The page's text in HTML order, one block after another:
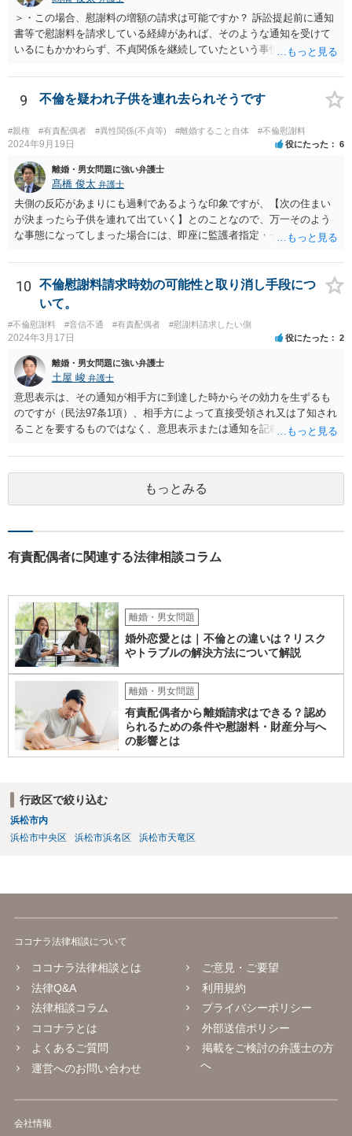
＞・この場合、慰謝料の増額の請求は可能ですか？ 訴訟提起前に通知
書等で慰謝料を請求している経緯があれば、そのような通知を受けて
いるにもかかわらず、不貞関係を継続していたという事情は悪質性を
ている裁判例もありますので、担当弁護士に確認してみるとよいでし
ょう。 ＞・この事実が何か今回の裁判に影響することはあるのでしょ
が、不貞が継続している事実自体は、上記のとおり増額事由になり得
るので、請求を拡張するか、現状の請求額が認容されやすいように今
後の攻防で主張立証していくことになるでしょう。方針について、担
当弁護士とよく相談してみるとよいと思います。
9 不倫を疑われ子供を連れ去られそうです
#親権 #有責配偶者 #異性関係(不貞等) #離婚すること自体 #不倫慰謝料
2024年9月19日 役にたった 6
離婚・男女問題に強い弁護士
髙橋 俊太 弁護士
夫側の反応があまりにも過剰であるような印象ですが、【次の住まい
が決まったら子供を連れて出ていく】とのことなので、万一そのよう
な事態になってしまった場合には、即座に監護者指定・子の引渡しの
でしょう。 親権者や監護者の指定が争いになる場合、現在の実務では
「主たる監護者が父母いずれか」という基準で判断されます。具体的
には、子が生まれてから現在に至るまで、産休・育休取得の有無、子
に関する具体的（中心的）監護実績をもとにして、他方配偶者と比較
して、自分が主として子を監護してきた者であるかどうかが重要にな
ります。【子供の監護は平日休日含めて8割私です。】ということでは
あるのですが、上記のとおり、様々な具体的な事情を踏まえて検討す
る必要があるので、最寄りの弁護士などに個別に相談することをお勧
めいたします。
10
不倫慰謝料請求時効の可能性と取り消し手段につ
いて。
#不倫慰謝料 #音信不通 #有責配偶者 #慰謝料請求したい側
2024年3月17日 役にたった 2
離婚・男女問題に強い弁護士
土屋 峻 弁護士
意思表示は、その通知が相手方に到達した時からその効力を生ずるも
のですが（民法97条1項）、相手方によって直接受領され又は了知され
ることを要するものではなく、意思表示または通知を記載した書面
られます（最判昭和43年12月17日）。したがって、相手方の支配圏内
に入っていれば（郵便受けに投函するなど。実際には配達証明などを
つけたほうがよいでしょう。）、時効の完成猶予の効果を享受できる
と考えます。 その結果、催告の時効完成猶予期間の6か月の間に訴訟
もっとみる
有責配偶者に関連する法律相談コラム
離婚・男女問題
婚外恋愛とは｜不倫との違いは？リスク
やトラブルの解決方法について解説
離婚・男女問題
有責配偶者から離婚請求はできる？認め
られるための条件や慰謝料・財産分与へ
の影響とは
行政区で絞り込む
浜松市内
浜松市中央区
浜松市浜名区 浜松市天竜区
ココナラ法律相談について
ココナラ法律相談とは
法律Q&A
法律相談コラム
ココナラとは
よくあるご質問
運営へのお問い合わせ
ご意見・ご要望
利用規約
プライバシーポリシー
外部送信ポリシー
掲載をご検討の弁護士の方
へ
会社情報